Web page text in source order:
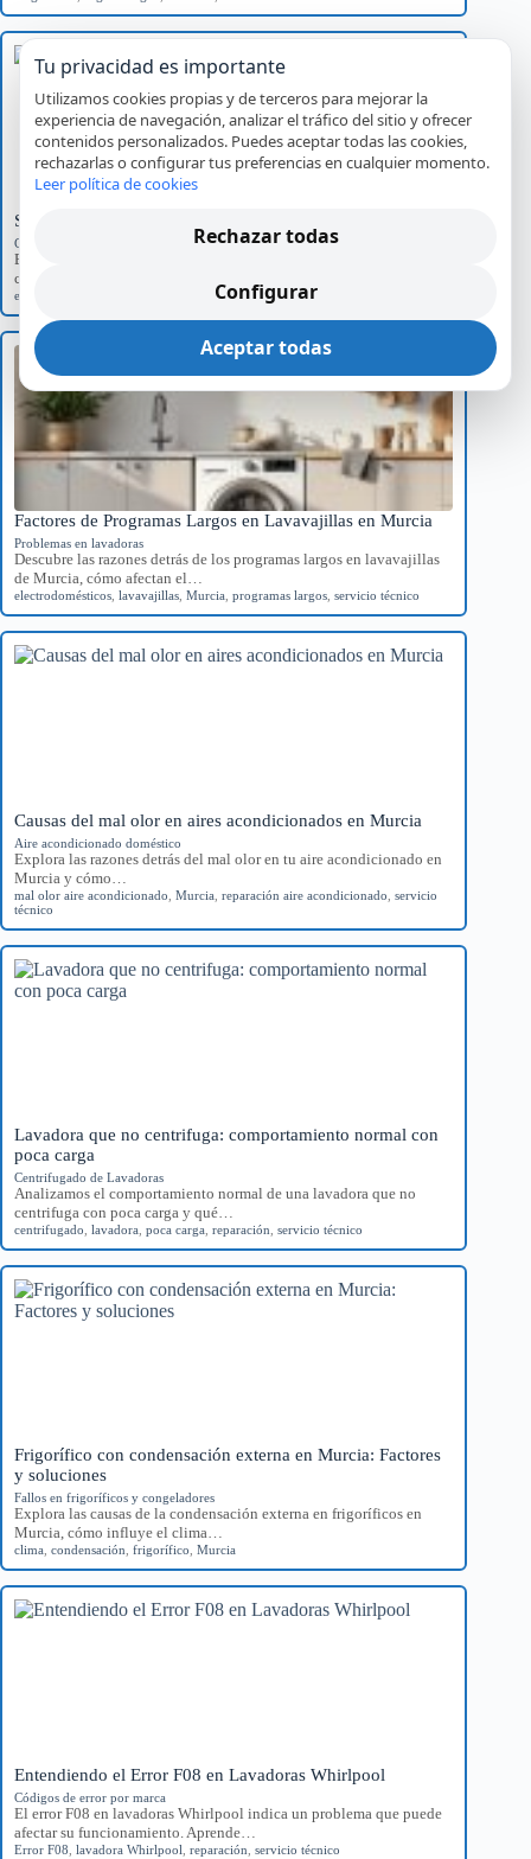
Significado del Error E01 en Hornos Teka y Soluciones
Códigos de error por marca
Explora el significado del error E01 en hornos Teka, sus causas
comunes y el impacto…
error E01 ,servicio técnico
Factores de Programas Largos en Lavavajillas en Murcia
Problemas en lavadoras
Descubre las razones detrás de los programas largos en lavavajillas
de Murcia, cómo afectan el…
electrodomésticos lavavajillas Murcia programas largos servicio técnico
Causas del mal olor en aires acondicionados en Murcia
Aire acondicionado doméstico
Explora las razones detrás del mal olor en tu aire acondicionado en
Murcia y cómo…
mal olor aire acondicionado Murcia reparación aire acondicionado servicio
técnico
Lavadora que no centrifuga: comportamiento normal con
poca carga
Centrifugado de Lavadoras
Analizamos el comportamiento normal de una lavadora que no
centrifuga con poca carga y qué…
centrifugado lavadora poca carga reparación servicio técnico
Frigorífico con condensación externa en Murcia: Factores
y soluciones
Fallos en frigoríficos y congeladores
Explora las causas de la condensación externa en frigoríficos en
Murcia, cómo influye el clima…
clima condensación frigorífico Murcia
Entendiendo el Error F08 en Lavadoras Whirlpool
Códigos de error por marca
El error F08 en lavadoras Whirlpool indica un problema que puede
afectar su funcionamiento. Aprende…
Error F08 lavadora Whirlpool reparación servicio técnico
Tu privacidad es importante
Utilizamos cookies propias y de terceros para mejorar la
experiencia de navegación, analizar el tráfico del sitio y ofrecer
contenidos personalizados. Puedes aceptar todas las cookies,
rechazarlas o configurar tus preferencias en cualquier momento.
Leer política de cookies
Rechazar todas
Configurar
Aceptar todas